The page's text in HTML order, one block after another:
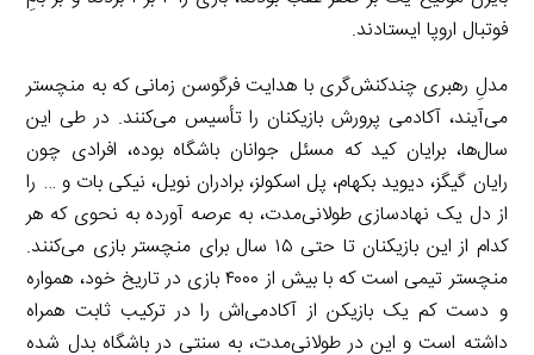
فوتبال اروپا ایستادند.
مدلِ رهبری چندکنش‌گری با هدایت فرگوسن زمانی که به منچستر
می‌آیند، آکادمی پرورش بازیکنان را تأسیس می‌کنند. در طی این
سال‌ها، برایان کید که مسئل جوانان باشگاه بوده، افرادی چون
رایان گیگز، دیوید بکهام، پل اسکولز، برادران نویل، نیکی بات و … را
از دل یک نهادسازی طولانی‌مدت، به عرصه آورده به نحوی که هر
کدام از این بازیکنان تا حتی ۱۵ سال برای منچستر بازی می‌کنند.
منچستر تیمی است که با بیش از ۴۰۰۰ بازی در تاریخ خود، همواره
و دست کم یک بازیکن از آکادمی‌اش را در ترکیب ثابت همراه
داشته است و این در طولانی‌مدت، به سنتی در باشگاه بدل شده